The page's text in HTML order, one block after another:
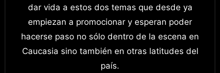
dar vida a estos dos temas que desde ya
empiezan a promocionar y esperan poder
hacerse paso no sólo dentro de la escena en
Caucasia sino también en otras latitudes del
país.